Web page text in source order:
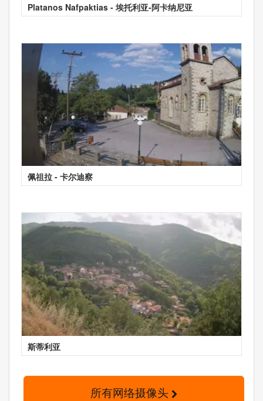
Platanos Nafpaktias - 埃托利亚-阿卡纳尼亚
佩祖拉 - 卡尔迪察
斯蒂利亚
所有网络摄像头